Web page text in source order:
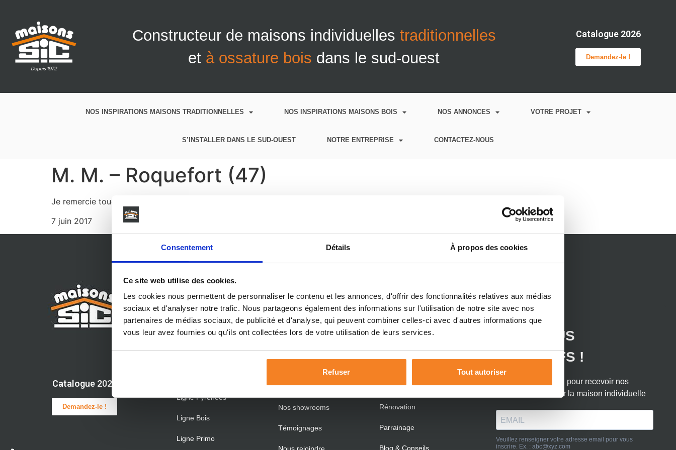
Consentement Détails À propos des cookies
Ce site web utilise des cookies.
Les cookies nous permettent de personnaliser le contenu et les annonces, d'offrir des fonctionnalités relatives aux médias
sociaux et d'analyser notre trafic. Nous partageons également des informations sur l'utilisation de notre site avec nos
partenaires de médias sociaux, de publicité et d'analyse, qui peuvent combiner celles-ci avec d'autres informations que
vous leur avez fournies ou qu'ils ont collectées lors de votre utilisation de leurs services.
Refuser Tout autoriser
Constructeur de maisons individuelles traditionnelles
et à ossature bois dans le sud-ouest
Catalogue 2026
Demandez-le !
NOS INSPIRATIONS MAISONS TRADITIONNELLES NOS INSPIRATIONS MAISONS BOIS NOS ANNONCES VOTRE PROJET
S’INSTALLER DANS LE SUD-OUEST NOTRE ENTREPRISE CONTACTEZ-NOUS
M. M. – Roquefort (47)
Je remercie toue l’équipe de Maisons Sic pour le travail effectué. Très bon travail et finitions en temps voulus.
7 juin 2017
Catalogue 2026
Demandez-le !
NOS
INSPIRATIONS
MAISONS
Ligne Pyrénées
Ligne Bois
Ligne Primo
DÉCOUVREZ
MAISONS SIC
Nos agences
Nos showrooms
Témoignages
VOTRE PROJET
Ossature Bois
Rénovation
Parrainage
Blog & Conseils